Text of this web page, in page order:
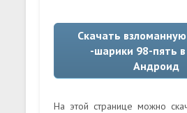
Скачать
-шарики 98-пять
Андроид
На этой странице можно